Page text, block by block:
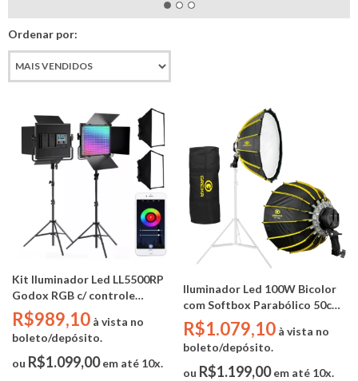
Ordenar por:
Kit Iluminador Led LL5500RP
Godox RGB c/ controle
remoto (4 baterias NP550 + 2
carregadores + 2 Softbox + 2
tripes)
R$989,10 à vista no
boleto/depósito.
ou R$1.099,00em até 10x.
Iluminador Led 100W Bicolor
com Softbox Parabólico 50cm
+ Grid - Greika GKT-600
R$1.079,10 à vista no
boleto/depósito.
ou R$1.199,00em até 10x.